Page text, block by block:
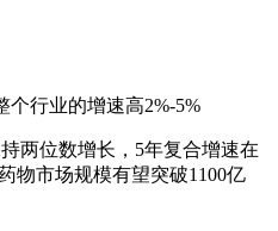
个行业的增速高2%-5%
两位数增长，5年复合增速在
物市场规模有望突破1100亿